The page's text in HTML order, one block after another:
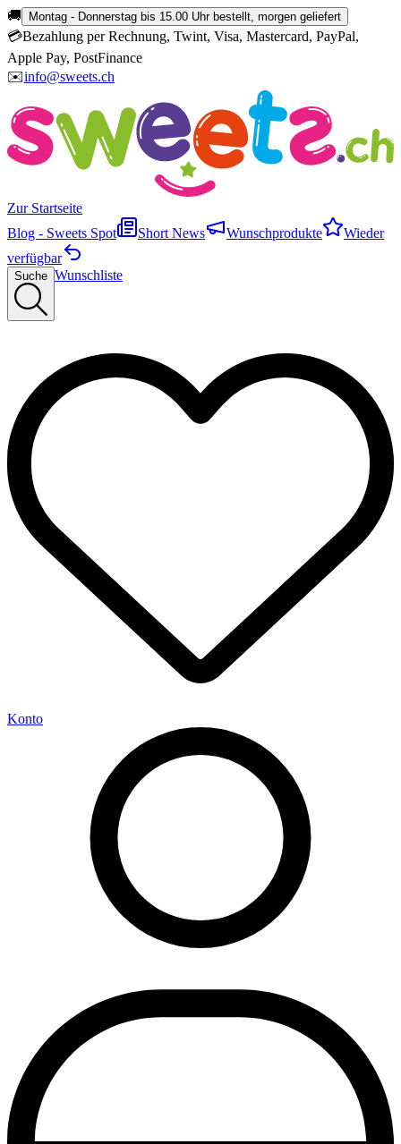
🚚 Montag - Donnerstag bis 15.00 Uhr bestellt, morgen geliefert
💳Bezahlung per Rechnung, Twint, Visa, Mastercard, PayPal,
Apple Pay, PostFinance
✉️info@sweets.ch
Zur Startseite
Blog - Sweets Spot
Short News Wunschprodukte
Wieder
verfügbar
Suche Wunschliste
Konto